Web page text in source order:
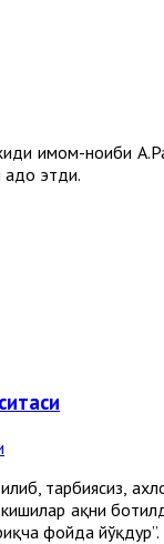
имом-ноиби
адо этди.
тарбиясиз,
ҳақни
фойда йўқдур”.